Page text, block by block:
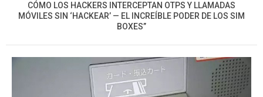
CÓMO LOS HACKERS INTERCEPTAN OTPS Y LLAMADAS
MÓVILES SIN ‘HACKEAR’ — EL INCREÍBLE PODER DE LOS SIM
BOXES”